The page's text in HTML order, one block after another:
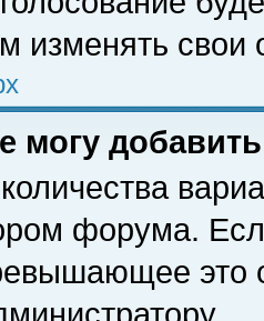
изменять свои
могу
форума.
это